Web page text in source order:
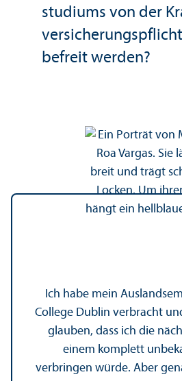
studiums von der
befreit werden?
Ich habe mein
College Dublin verbracht
glauben, dass ich die
einem komplett
verbringen würde. Aber